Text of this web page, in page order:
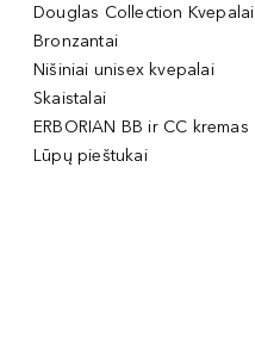
Douglas Collection Kvepalai
Bronzantai
Nišiniai unisex kvepalai
Skaistalai
ERBORIAN BB ir CC kremas
Lūpų pieštukai